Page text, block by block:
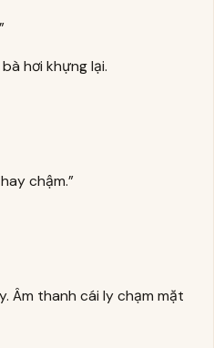
hơi khựng lại.
chậm.”
Âm thanh cái ly chạm mặt